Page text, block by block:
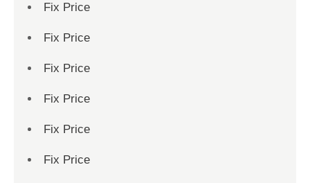
Fix Price
Fix Price
Fix Price
Fix Price
Fix Price
Fix Price